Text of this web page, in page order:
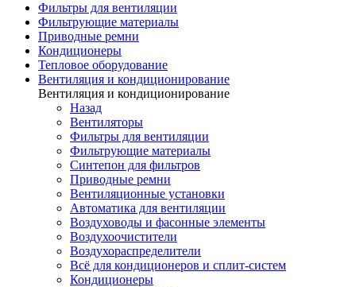
Фильтры для вентиляции
Фильтрующие материалы
Приводные ремни
Кондиционеры
Тепловое оборудование
Вентиляция и кондиционирование
Вентиляция и кондиционирование
Назад
Вентиляторы
Фильтры для вентиляции
Фильтрующие материалы
Синтепон для фильтров
Приводные ремни
Вентиляционные установки
Автоматика для вентиляции
Воздуховоды и фасонные элементы
Воздухоочистители
Воздухораспределители
Всё для кондиционеров и сплит-систем
Кондиционеры